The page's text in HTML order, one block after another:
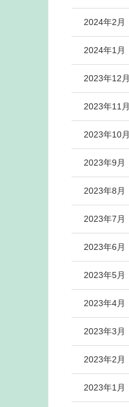
2024年2月
2024年1月
2023年12月
2023年11月
2023年10月
2023年9月
2023年8月
2023年7月
2023年6月
2023年5月
2023年4月
2023年3月
2023年2月
2023年1月